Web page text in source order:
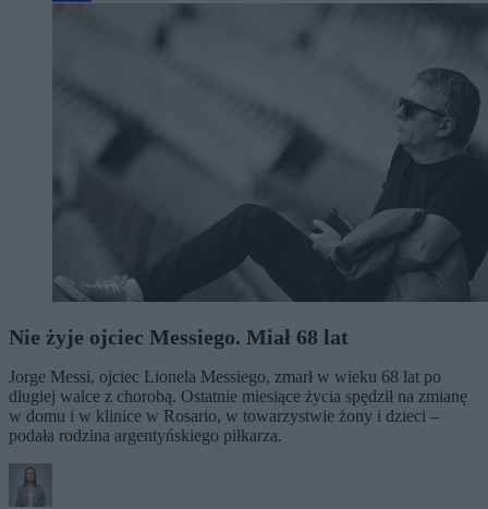
Nie żyje ojciec Messiego. Miał 68 lat
Jorge Messi, ojciec Lionela Messiego, zmarł w wieku 68 lat po
długiej walce z chorobą. Ostatnie miesiące życia spędził na zmianę
w domu i w klinice w Rosario, w towarzystwie żony i dzieci –
podała rodzina argentyńskiego piłkarza.